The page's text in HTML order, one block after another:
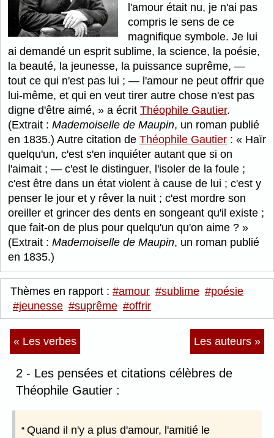
l'amour était nu, je n'ai pas
compris le sens de ce
magnifique symbole. Je lui
ai demandé un esprit sublime, la science, la poésie,
la beauté, la jeunesse, la puissance suprême, —
tout ce qui n'est pas lui ; — l'amour ne peut offrir que
lui-même, et qui en veut tirer autre chose n'est pas
digne d'être aimé,
a écrit Théophile Gautier.
(Extrait : Mademoiselle de Maupin, un roman publié
en 1835.) Autre citation de Théophile Gautier :
Haïr
quelqu'un, c'est s'en inquiéter autant que si on
l'aimait ; — c'est le distinguer, l'isoler de la foule ;
c'est être dans un état violent à cause de lui ; c'est y
penser le jour et y rêver la nuit ; c'est mordre son
oreiller et grincer des dents en songeant qu'il existe ;
que fait-on de plus pour quelqu'un qu'on aime ?
(Extrait : Mademoiselle de Maupin, un roman publié
en 1835.)
Thèmes en rapport : #amour #sublime #poésie
#jeunesse #suprême #offrir
« Les verbes Les auteurs »
2 - Les pensées et citations célèbres de
Théophile Gautier :
Quand il n'y a plus d'amour, l'amitié le